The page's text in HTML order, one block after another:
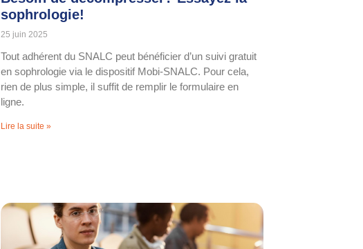
sophrologie!
25 juin 2025
Tout adhérent du SNALC peut bénéficier d’un suivi gratuit
en sophrologie via le dispositif Mobi-SNALC. Pour cela,
rien de plus simple, il suffit de remplir le formulaire en
ligne.
Lire la suite »